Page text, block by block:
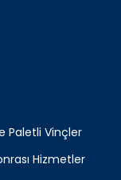
Paletli Vinçler
Hizmetler